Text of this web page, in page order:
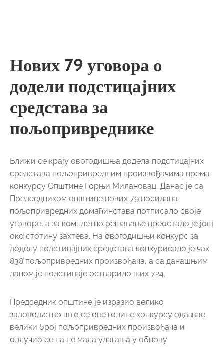
Нових 79 уговора о
додели подстицајних
средстава за
пољопривреднике
Ближи се крају овогодишња додела подстицајних
средстава пољопривредним произвођачима према
конкурсу Општине Горњи Милановац. Данас је са
Председником општине нових 79 носилаца
пољопривредних домаћинстава потписало своје
уговоре, а за комплетно решавање преостало је још
око стотину захтева. На овогодишњи конкурс за
доделу подстицајних средстава конкурисало је чак
838 пољопривредних произвођача, а са данашњим
даном је подстицаје остварило њих 724.
Председник општине је изразио велико
задовољство што се ове године конкурсу одазвао
велики број пољопривредних произвођача и
одлучио се на не мала улагања у обнову